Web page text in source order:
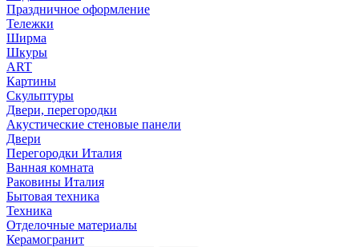
Праздничное оформление
Тележки
Ширма
Шкуры
ART
Картины
Скульптуры
Двери, перегородки
Акустические стеновые панели
Двери
Перегородки Италия
Ванная комната
Раковины Италия
Бытовая техника
Техника
Отделочные материалы
Керамогранит